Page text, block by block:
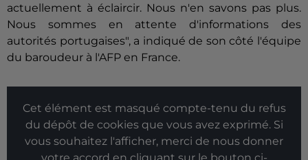
actuellement à éclaircir. Nous n'en savons pas plus.
Nous sommes en attente d'informations des
autorités portugaises", a indiqué de son côté l'équipe
du baroudeur à l'AFP en France.
Cet élément est masqué compte-tenu du refus
du dépôt de cookies que vous avez exprimé. Si
vous souhaitez l'afficher, merci de nous donner